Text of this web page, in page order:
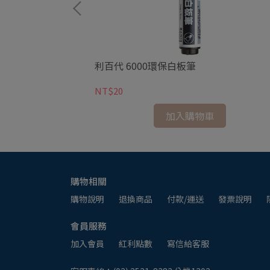
利百代 6000環保白板筆
NT$20
加入購物車
購物相關
購物說明 退換商品 付款/運送 發票說明
會員服務
加入會員 紅利點數 寫信給客服